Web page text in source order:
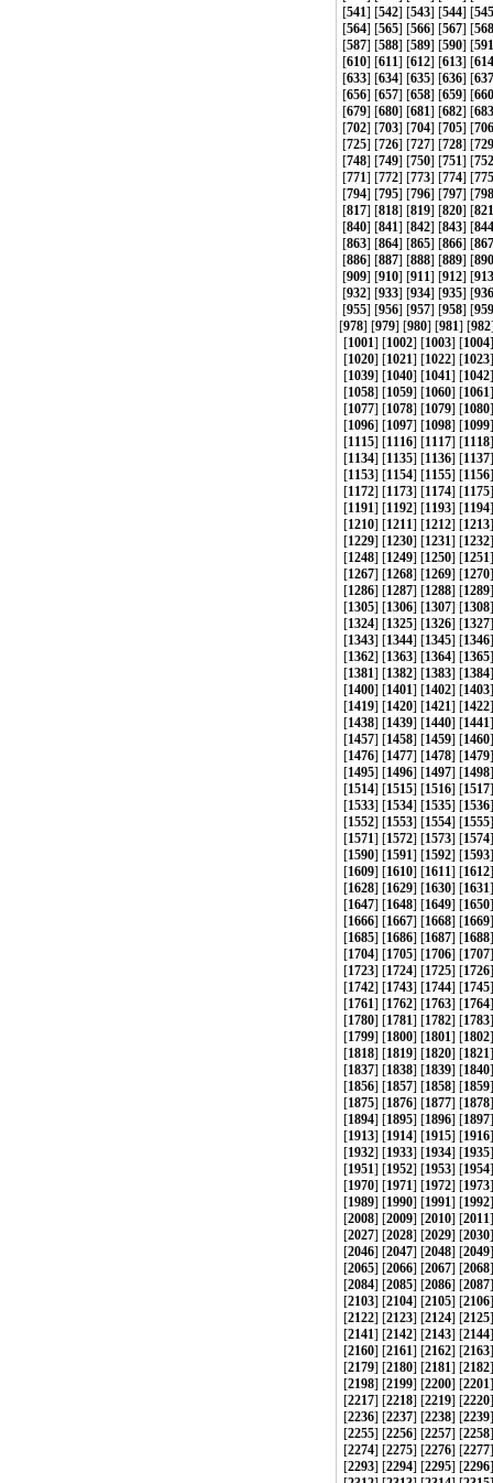
[541] [542] [543] [544] [545
[564] [565] [566] [567] [568
[587] [588] [589] [590] [591
[610] [611] [612] [613] [614
[633] [634] [635] [636] [637
[656] [657] [658] [659] [660
[679] [680] [681] [682] [683
[702] [703] [704] [705] [706
[725] [726] [727] [728] [729
[748] [749] [750] [751] [752
[771] [772] [773] [774] [775
[794] [795] [796] [797] [798
[817] [818] [819] [820] [821
[840] [841] [842] [843] [844
[863] [864] [865] [866] [867
[886] [887] [888] [889] [890
[909] [910] [911] [912] [913
[932] [933] [934] [935] [936
[955] [956] [957] [958] [959
[978] [979] [980] [981] [982
[1001] [1002] [1003] [1004
[1020] [1021] [1022] [1023
[1039] [1040] [1041] [1042
[1058] [1059] [1060] [1061
[1077] [1078] [1079] [1080
[1096] [1097] [1098] [1099
[1115] [1116] [1117] [1118
[1134] [1135] [1136] [1137
[1153] [1154] [1155] [1156
[1172] [1173] [1174] [1175
[1191] [1192] [1193] [1194
[1210] [1211] [1212] [1213
[1229] [1230] [1231] [1232
[1248] [1249] [1250] [1251
[1267] [1268] [1269] [1270
[1286] [1287] [1288] [1289
[1305] [1306] [1307] [1308
[1324] [1325] [1326] [1327
[1343] [1344] [1345] [1346
[1362] [1363] [1364] [1365
[1381] [1382] [1383] [1384
[1400] [1401] [1402] [1403
[1419] [1420] [1421] [1422
[1438] [1439] [1440] [1441
[1457] [1458] [1459] [1460
[1476] [1477] [1478] [1479
[1495] [1496] [1497] [1498
[1514] [1515] [1516] [1517
[1533] [1534] [1535] [1536
[1552] [1553] [1554] [1555
[1571] [1572] [1573] [1574
[1590] [1591] [1592] [1593
[1609] [1610] [1611] [1612
[1628] [1629] [1630] [1631
[1647] [1648] [1649] [1650
[1666] [1667] [1668] [1669
[1685] [1686] [1687] [1688
[1704] [1705] [1706] [1707
[1723] [1724] [1725] [1726
[1742] [1743] [1744] [1745
[1761] [1762] [1763] [1764
[1780] [1781] [1782] [1783
[1799] [1800] [1801] [1802
[1818] [1819] [1820] [1821
[1837] [1838] [1839] [1840
[1856] [1857] [1858] [1859
[1875] [1876] [1877] [1878
[1894] [1895] [1896] [1897
[1913] [1914] [1915] [1916
[1932] [1933] [1934] [1935
[1951] [1952] [1953] [1954
[1970] [1971] [1972] [1973
[1989] [1990] [1991] [1992
[2008] [2009] [2010] [2011
[2027] [2028] [2029] [2030
[2046] [2047] [2048] [2049
[2065] [2066] [2067] [2068
[2084] [2085] [2086] [2087
[2103] [2104] [2105] [2106
[2122] [2123] [2124] [2125
[2141] [2142] [2143] [2144
[2160] [2161] [2162] [2163
[2179] [2180] [2181] [2182
[2198] [2199] [2200] [2201
[2217] [2218] [2219] [2220
[2236] [2237] [2238] [2239
[2255] [2256] [2257] [2258
[2274] [2275] [2276] [2277
[2293] [2294] [2295] [2296